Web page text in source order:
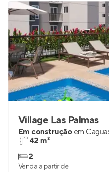
Village Las Palmas
Em construção em
42 m²
2
Venda a partir de